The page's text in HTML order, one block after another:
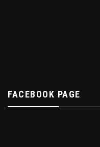
FACEBOOK PAGE